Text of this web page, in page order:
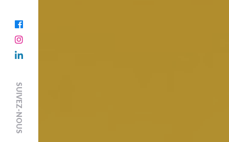
SUIVEZ-NOUS